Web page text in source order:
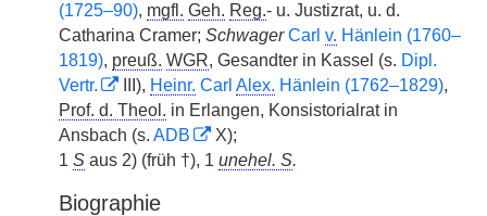
(1725–90), mgfl. Geh. Reg.- u. Justizrat, u. d.
Catharina Cramer; Schwager Carl v. Hänlein (1760–
1819), preuß. WGR, Gesandter in Kassel (s. Dipl.
Vertr.
III), Heinr. Carl Alex. Hänlein (1762–1829),
Prof. d. Theol. in Erlangen, Konsistorialrat in
Ansbach (s. ADB
X);
1 S aus 2) (früh †), 1 unehel. S.
Biographie